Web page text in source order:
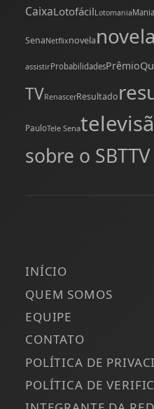
CaixaLotofácilLotomania
SenaNetflixnovela
assistirProbabilidadesPrêmio
TVRenascerResultado
PauloTele Sena
sobre o SBT
INÍCIO
QUEM SOMOS
EQUIPE
CONTATO
POLÍTICA DE
POLÍTICA DE